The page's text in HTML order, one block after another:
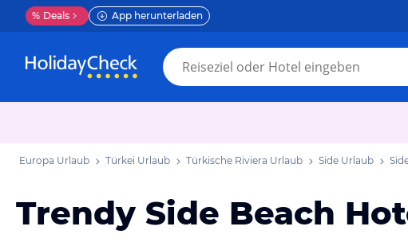
% Deals App herunterladen
Europa Urlaub Türkei Urlaub Türkische Riviera Urlaub Side Urlaub
Trendy Side Beach